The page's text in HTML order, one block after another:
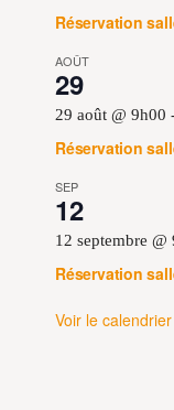
Réservation
AOÛT
29
29 août @ 9h00
Réservation
SEP
12
12 septembre @
Réservation
Voir le calendrier